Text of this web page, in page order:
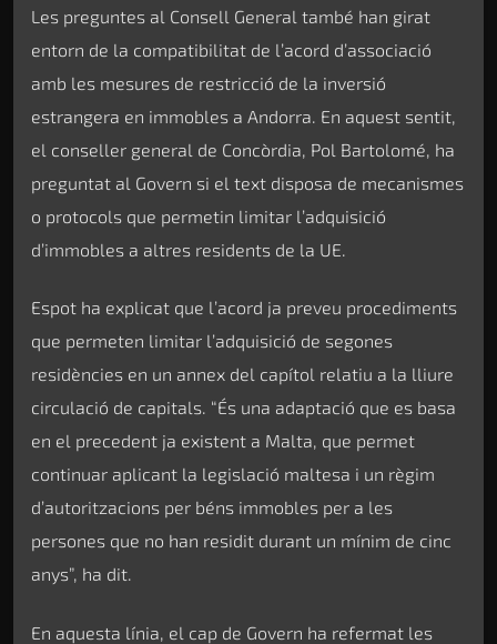
Les preguntes al Consell General també han girat
entorn de la compatibilitat de l’acord d’associació
amb les mesures de restricció de la inversió
estrangera en immobles a Andorra. En aquest sentit,
el conseller general de Concòrdia, Pol Bartolomé, ha
preguntat al Govern si el text disposa de mecanismes
o protocols que permetin limitar l’adquisició
d’immobles a altres residents de la UE.
Espot ha explicat que l’acord ja preveu procediments
que permeten limitar l’adquisició de segones
residències en un annex del capítol relatiu a la lliure
circulació de capitals. “És una adaptació que es basa
en el precedent ja existent a Malta, que permet
continuar aplicant la legislació maltesa i un règim
d’autoritzacions per béns immobles per a les
persones que no han residit durant un mínim de cinc
anys”, ha dit.
En aquesta línia, el cap de Govern ha refermat les